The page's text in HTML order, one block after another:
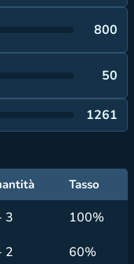
800
50
1261
Tasso
3
100%
2 60%